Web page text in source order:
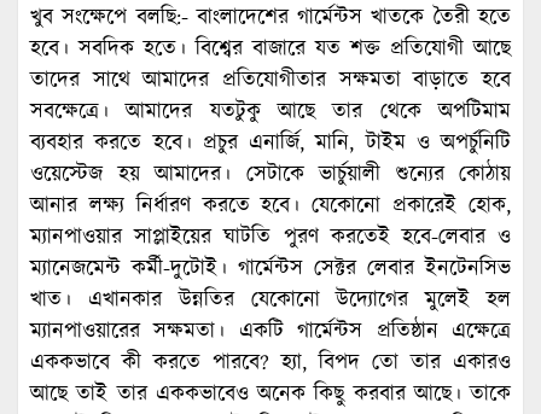
খুব সংক্ষেপে বলছি:- বাংলাদেশের গার্মেন্টস খাতকে তৈরী হতে
হবে। সবদিক হতে। বিশ্বের বাজারে যত শক্ত প্রতিযোগী আছে
তাদের সাথে আমাদের প্রতিযোগীতার সক্ষমতা বাড়াতে হবে
সবক্ষেত্রে। আমাদের যতটুকু আছে তার থেকে অপটিমাম
ব্যবহার করতে হবে। প্রচুর এনার্জি, মানি, টাইম ও অপর্চুনিটি
ওয়েস্টেজ হয় আমাদের। সেটাকে ভার্চুয়ালী শুন্যের কোঠায়
আনার লক্ষ্য নির্ধারণ করতে হবে। যেকোনো প্রকারেই হোক,
ম্যানপাওয়ার সাপ্লাইয়ের ঘাটতি পুরণ করতেই হবে-লেবার ও
ম্যানেজমেন্ট কর্মী-দুটোই। গার্মেন্টস সেক্টর লেবার ইনটেনসিভ
খাত। এখানকার উন্নতির যেকোনো উদ্যোগের মুলেই হল
ম্যানপাওয়ারের সক্ষমতা। একটি গার্মেন্টস প্রতিষ্ঠান এক্ষেত্রে
এককভাবে কী করতে পারবে? হ্যা, বিপদ তো তার একারও
আছে তাই তার এককভাবেও অনেক কিছু করবার আছে। তাকে